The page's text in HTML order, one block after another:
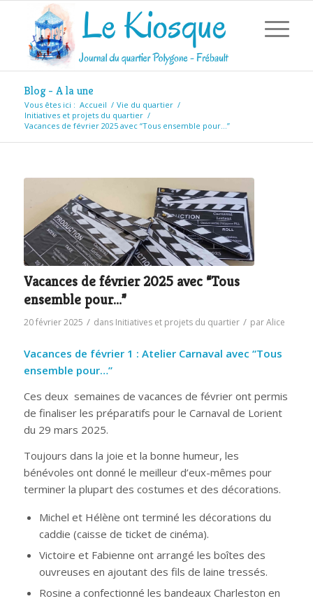
Blog - A la une
Vous êtes ici : Accueil / Vie du quartier /
Initiatives et projets du quartier /
Vacances de février 2025 avec “Tous ensemble pour…”
Vacances de février 2025 avec “Tous
ensemble pour…”
20 février 2025 / dans Initiatives et projets du quartier / parAlice
Vacances de février 1 : Atelier Carnaval avec “Tous
ensemble pour…”
Ces deux semaines de vacances de février ont permis
de finaliser les préparatifs pour le Carnaval de Lorient
du 29 mars 2025.
Toujours dans la joie et la bonne humeur, les
bénévoles ont donné le meilleur d’eux-mêmes pour
terminer la plupart des costumes et des décorations.
Michel et Hélène ont terminé les décorations du
caddie (caisse de ticket de cinéma).
Victoire et Fabienne ont arrangé les boîtes des
ouvreuses en ajoutant des fils de laine tressés.
Rosine a confectionné les bandeaux Charleston en